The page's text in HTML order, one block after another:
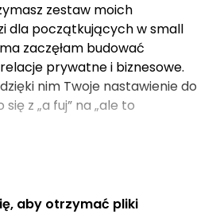
zestaw moich
dla początkujących w small
zaczęłam budować
prywatne i biznesowe.
nim Twoje nastawienie do
z „a fuj” na „ale to
aby otrzymać pliki